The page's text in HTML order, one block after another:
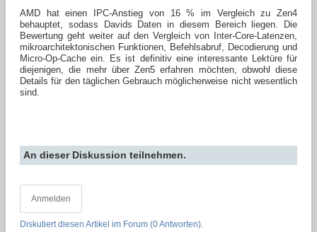
AMD hat einen IPC-Anstieg von 16 % im Vergleich zu Zen4
behauptet, sodass Davids Daten in diesem Bereich liegen. Die
Bewertung geht weiter auf den Vergleich von Inter-Core-Latenzen,
mikroarchitektonischen Funktionen, Befehlsabruf, Decodierung und
Micro-Op-Cache ein. Es ist definitiv eine interessante Lektüre für
diejenigen, die mehr über Zen5 erfahren möchten, obwohl diese
Details für den täglichen Gebrauch möglicherweise nicht wesentlich
sind.
An dieser Diskussion teilnehmen.
Anmelden
Diskutiert diesen Artikel im Forum (0 Antworten).